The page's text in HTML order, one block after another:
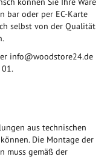
bar oder per EC-Karte
selbst von der Qualität
info@woodstore24.de
aus technischen
Die Montage der
muss gemäß der